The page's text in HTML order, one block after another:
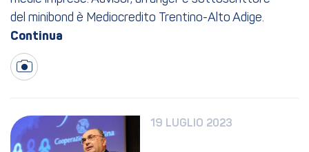
del minibond è Mediocredito Trentino-Alto Adige.
19 LUGLIO 2023